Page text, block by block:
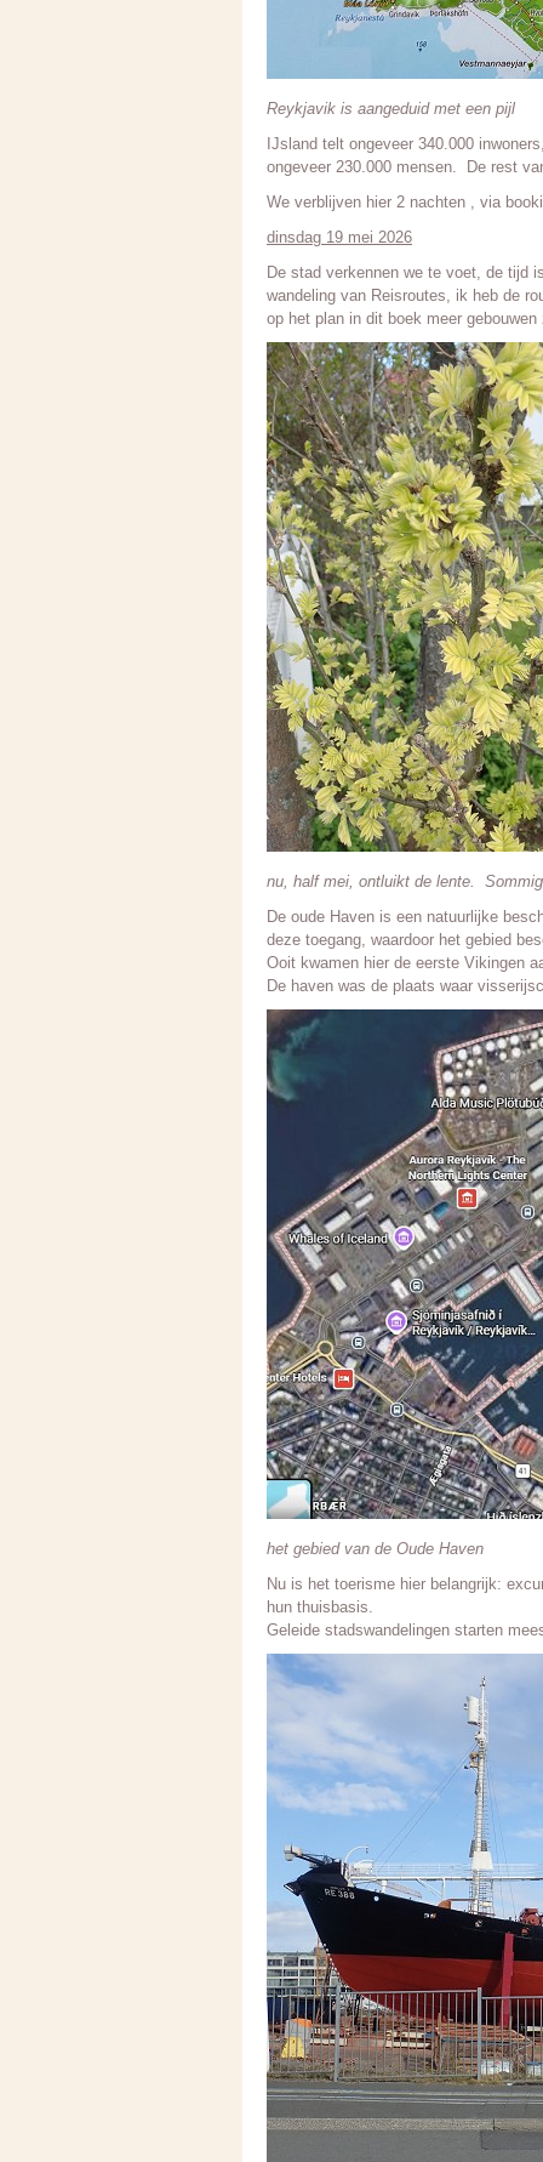
Reykjavik is aangeduid met een pijl
IJsland telt ongeveer 340.000
ongeveer 230.000 mensen. De rest
We verblijven hier 2 nachten , via
dinsdag 19 mei 2026
De stad verkennen we te voet, de tijd
wandeling van Reisroutes, ik heb de
op het plan in dit boek meer gebouwen
nu, half mei, ontluikt de lente.
De oude Haven is een natuurlijke
deze toegang, waardoor het gebied
Ooit kwamen hier de eerste Vikingen
De haven was de plaats waar
het gebied van de Oude Haven
Nu is het toerisme hier belangrijk:
hun thuisbasis.
Geleide stadswandelingen starten